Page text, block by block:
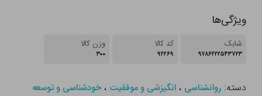
ویژگی‌ها
شابک
۹۷۸۶۲۲۲۵۴۳۷۲۳
کد کالا
۹۲۲۶۹
وزن کالا
۳۰۰
دسته:روانشناسی ،انگیزشی و موفقیت ،خودشناسی و توسعه